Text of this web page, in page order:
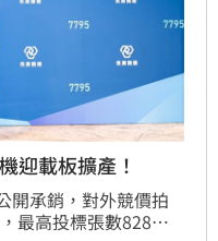
迎載板擴產！
開承銷，對外競價拍
最高投標張數828